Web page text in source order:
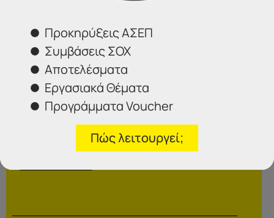
Επιλέξτε το γραφείο που σας ενδιαφέρει
Αποστολή
Προκηρύξεις ΑΣΕΠ
Συμβάσεις ΣΟΧ
Αποτελέσματα
Εργασιακά Θέματα
Προγράμματα Voucher
Πώς λειτουργεί;